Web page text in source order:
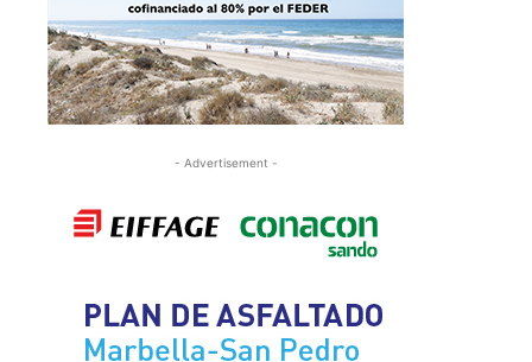
- Advertisement -